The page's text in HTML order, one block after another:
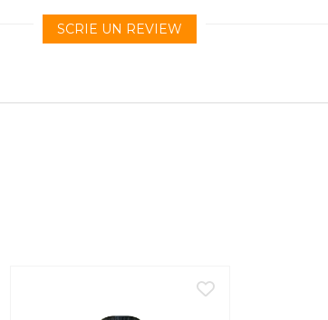
SCRIE UN REVIEW